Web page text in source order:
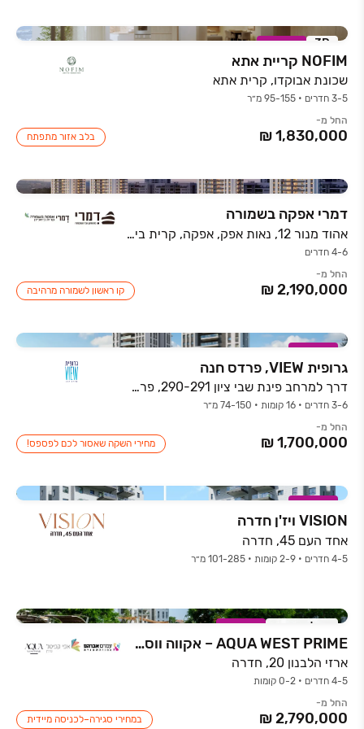
3D במבצע
NOFIM קריית אתא
שכונת אבוקדו, קרית אתא
3-5 חדרים • 95-155 מ״ר
החל מ-
בלב אזור מתפתח
דמרי אפקה בשמורה
אהוד מנור 12, נאות אפק, אפקה, קרית ביאליק
4-6 חדרים
החל מ-
קו ראשון לשמורה מרהיבה
במבצע
גרופית VIEW, פרדס חנה
דרך למרחב פינת שבי ציון 290-291, פרדס חנה
3-6 חדרים • 16 קומות • 74-150 מ״ר
החל מ-
מחירי השקה שאסור לכם לפספס!
במבצע
VISION ויז'ן חדרה
אחד העם 45, חדרה
4-5 חדרים • 2-9 קומות • 101-285 מ״ר
אכלוס קרוב במבצע
AQUA WEST PRIME – אקווה ווסט פריים
ארזי הלבנון 20, חדרה
4-5 חדרים • 0-2 קומות
החל מ-
במחירי סגירה–לכניסה מיידית